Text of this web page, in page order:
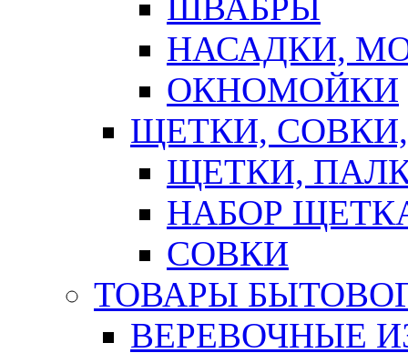
ШВАБРЫ
НАСАДКИ,
ОКНОМОЙКИ
ЩЕТКИ,
ЩЕТКИ,
НАБОР
СОВКИ
ТОВАРЫ
ВЕРЕВОЧНЫЕ